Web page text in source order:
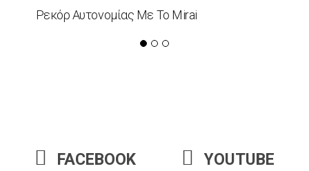
Ρεκόρ Αυτονομίας Με Το Mirai
FACEBOOK YOUTUBE